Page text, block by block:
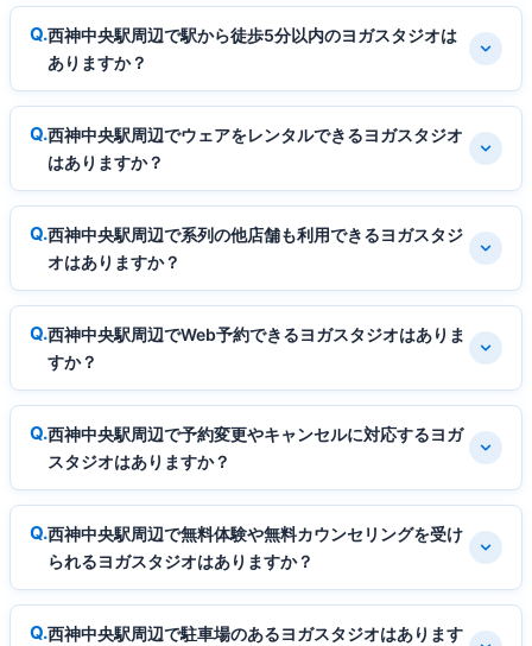
西神中央駅周辺で駅から徒歩5分以内のヨガスタジオは
ありますか？
西神中央駅周辺でウェアをレンタルできるヨガスタジオ
はありますか？
西神中央駅周辺で系列の他店舗も利用できるヨガスタジ
オはありますか？
西神中央駅周辺でWeb予約できるヨガスタジオはありま
すか？
西神中央駅周辺で予約変更やキャンセルに対応するヨガ
スタジオはありますか？
西神中央駅周辺で無料体験や無料カウンセリングを受け
られるヨガスタジオはありますか？
西神中央駅周辺で駐車場のあるヨガスタジオはあります